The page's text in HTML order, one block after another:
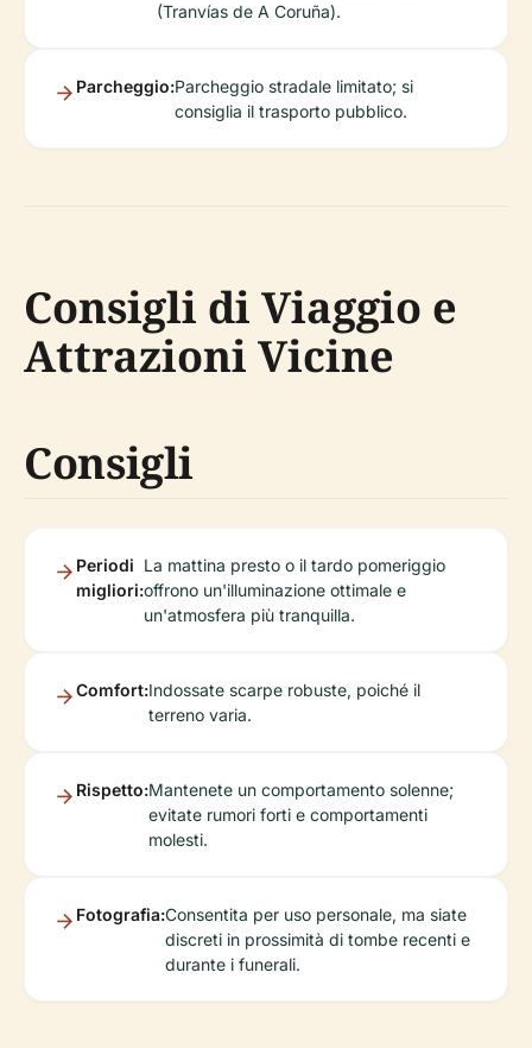
(Tranvías de A Coruña).
Parcheggio:Parcheggio stradale limitato; si
consiglia il trasporto pubblico.
Consigli di Viaggio e
Attrazioni Vicine
Consigli
Periodi
migliori:
La mattina presto o il tardo pomeriggio
offrono un'illuminazione ottimale e
un'atmosfera più tranquilla.
Comfort:Indossate scarpe robuste, poiché il
terreno varia.
Rispetto:Mantenete un comportamento solenne;
evitate rumori forti e comportamenti
molesti.
Fotografia:Consentita per uso personale, ma siate
discreti in prossimità di tombe recenti e
durante i funerali.